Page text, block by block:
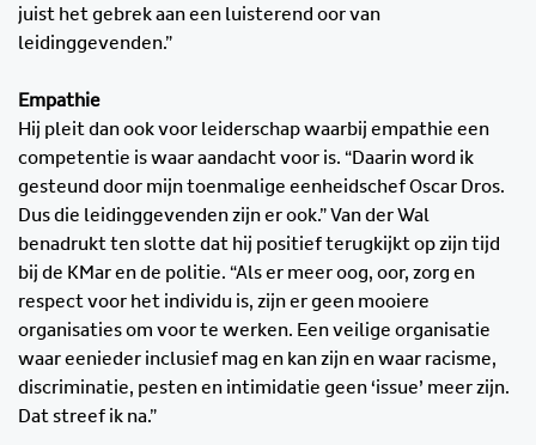
juist het gebrek aan een luisterend oor van
leidinggevenden.”
Empathie
Hij pleit dan ook voor leiderschap waarbij empathie een
competentie is waar aandacht voor is. “Daarin word ik
gesteund door mijn toenmalige eenheidschef Oscar Dros.
Dus die leidinggevenden zijn er ook.” Van der Wal
benadrukt ten slotte dat hij positief terugkijkt op zijn tijd
bij de KMar en de politie. “Als er meer oog, oor, zorg en
respect voor het individu is, zijn er geen mooiere
organisaties om voor te werken. Een veilige organisatie
waar eenieder inclusief mag en kan zijn en waar racisme,
discriminatie, pesten en intimidatie geen ‘issue’ meer zijn.
Dat streef ik na.”